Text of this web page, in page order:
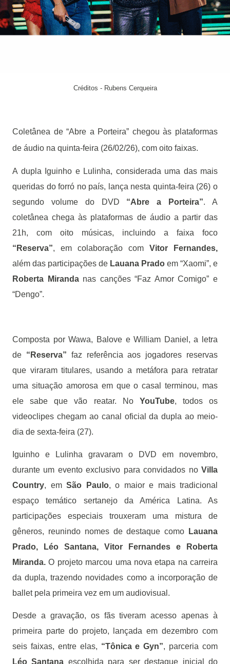
Créditos - Rubens Cerqueira
Coletânea de “Abre a Porteira” chegou às plataformas
de áudio na quinta-feira (26/02/26), com oito faixas.
A dupla Iguinho e Lulinha, considerada uma das mais
queridas do forró no país, lança nesta quinta-feira (26) o
segundo volume do DVD “Abre a Porteira”. A
coletânea chega às plataformas de áudio a partir das
21h, com oito músicas, incluindo a faixa foco
“Reserva”, em colaboração com Vitor Fernandes,
além das participações de Lauana Prado em “Xaomi”, e
Roberta Mirandanas canções “Faz Amor Comigo” e
“Dengo”.
Composta por Wawa, Balove e William Daniel, a letra
de “Reserva” faz referência aos jogadores reservas
que viraram titulares, usando a metáfora para retratar
uma situação amorosa em que o casal terminou, mas
ele sabe que vão reatar. No YouTube, todos os
videoclipes chegam ao canal oficial da dupla ao meio-
dia de sexta-feira (27).
Iguinho e Lulinha gravaram o DVD em novembro,
durante um evento exclusivo para convidados no Villa
Country, em São Paulo, o maior e mais tradicional
espaço temático sertanejo da América Latina. As
participações especiais trouxeram uma mistura de
gêneros, reunindo nomes de destaque como
Lauana
Prado, Léo Santana, Vitor Fernandes e Roberta
Miranda. O projeto marcou uma nova etapa na carreira
da dupla, trazendo novidades como a incorporação de
ballet pela primeira vez em um audiovisual.
Desde a gravação, os fãs tiveram acesso apenas à
primeira parte do projeto, lançada em dezembro com
seis faixas, entre elas, “Tônica e Gyn”, parceria com
Léo Santana escolhida para ser destaque inicial do